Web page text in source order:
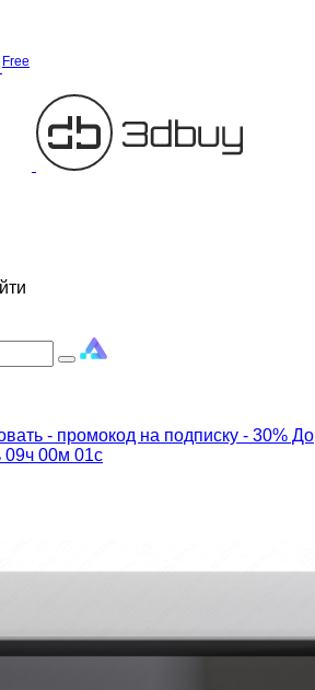
Free
- промокод на подписку - 30% До
08ч 59м 58с